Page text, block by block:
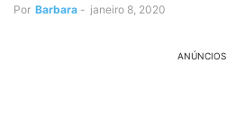
Por Barbara - janeiro 8, 2020
ANÚNCIOS